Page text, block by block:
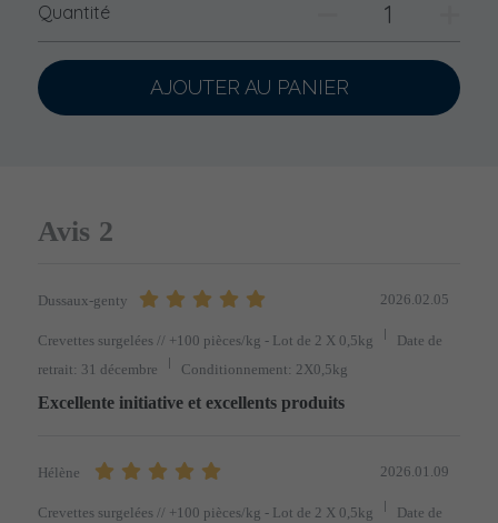
Quantité
AJOUTER AU PANIER
Avis 2
Dussaux-genty 2026.02.05
Crevettes surgelées // +100 pièces/kg - Lot de 2 X 0,5kg
Date de
retrait: 31 décembre
Conditionnement: 2X0,5kg
Excellente initiative et excellents produits
Hélène 2026.01.09
Crevettes surgelées // +100 pièces/kg - Lot de 2 X 0,5kg
Date de